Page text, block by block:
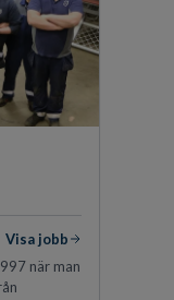
Visa jobb
när man